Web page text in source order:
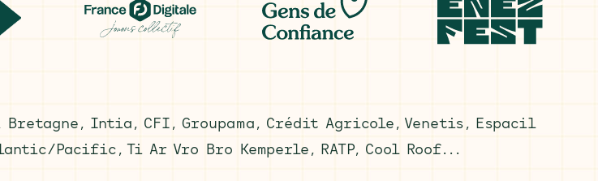
Bretagne, Intia, CFI, Groupama, Crédit Agricole, Venetis, Espacil
Pacific, Ti Ar Vro Bro Kemperle, RATP, Cool Roof...